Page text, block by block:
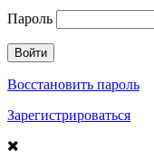
Пароль
Восстановить пароль
Зарегистрироваться